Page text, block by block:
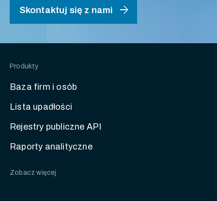
Skontaktuj się z nami arrow_forward
Produkty
Baza firm i osób
Lista upadłości
Rejestry publiczne API
Raporty analityczne
Zobacz więcej